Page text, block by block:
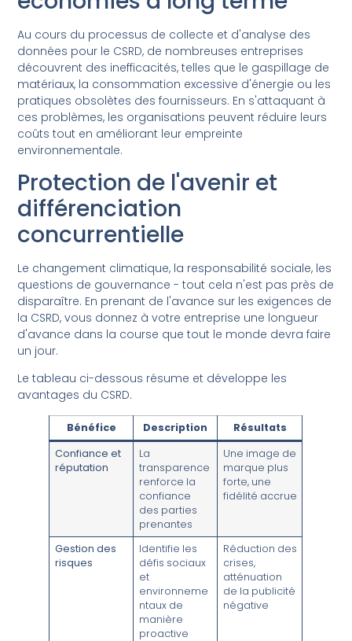
Au cours du processus de collecte et d'analyse des
données pour le CSRD, de nombreuses entreprises
découvrent des inefficacités, telles que le gaspillage de
matériaux, la consommation excessive d'énergie ou les
pratiques obsolètes des fournisseurs. En s'attaquant à
ces problèmes, les organisations peuvent réduire leurs
coûts tout en améliorant leur empreinte
environnementale.
Protection de l'avenir et
différenciation
concurrentielle
Le changement climatique, la responsabilité sociale, les
questions de gouvernance - tout cela n'est pas près de
disparaître. En prenant de l'avance sur les exigences de
la CSRD, vous donnez à votre entreprise une longueur
d'avance dans la course que tout le monde devra faire
un jour.
Le tableau ci-dessous résume et développe les
avantages du CSRD.
Bénéfice Description
Résultats
Confiance et
réputation
La
transparence
renforce la
confiance
des parties
prenantes
Une image de
marque plus
forte, une
fidélité accrue
Gestion des
risques
Identifie les
défis sociaux
et
environneme
ntaux de
manière
proactive
Réduction des
crises,
atténuation
de la publicité
négative